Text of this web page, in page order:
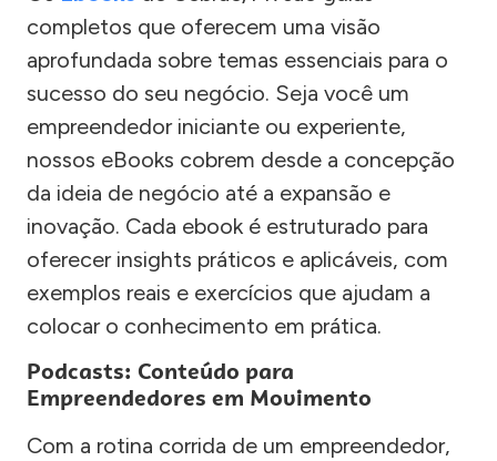
completos que oferecem uma visão
aprofundada sobre temas essenciais para o
sucesso do seu negócio. Seja você um
empreendedor iniciante ou experiente,
nossos eBooks cobrem desde a concepção
da ideia de negócio até a expansão e
inovação. Cada ebook é estruturado para
oferecer insights práticos e aplicáveis, com
exemplos reais e exercícios que ajudam a
colocar o conhecimento em prática.
Podcasts: Conteúdo para
Empreendedores em Movimento
Com a rotina corrida de um empreendedor,